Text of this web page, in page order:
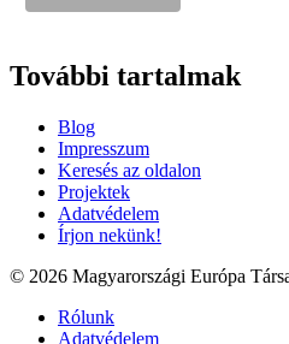
További tartalmak
Blog
Impresszum
Keresés az oldalon
Projektek
Adatvédelem
Írjon nekünk!
© 2026 Magyarországi Európa
Rólunk
Adatvédelem